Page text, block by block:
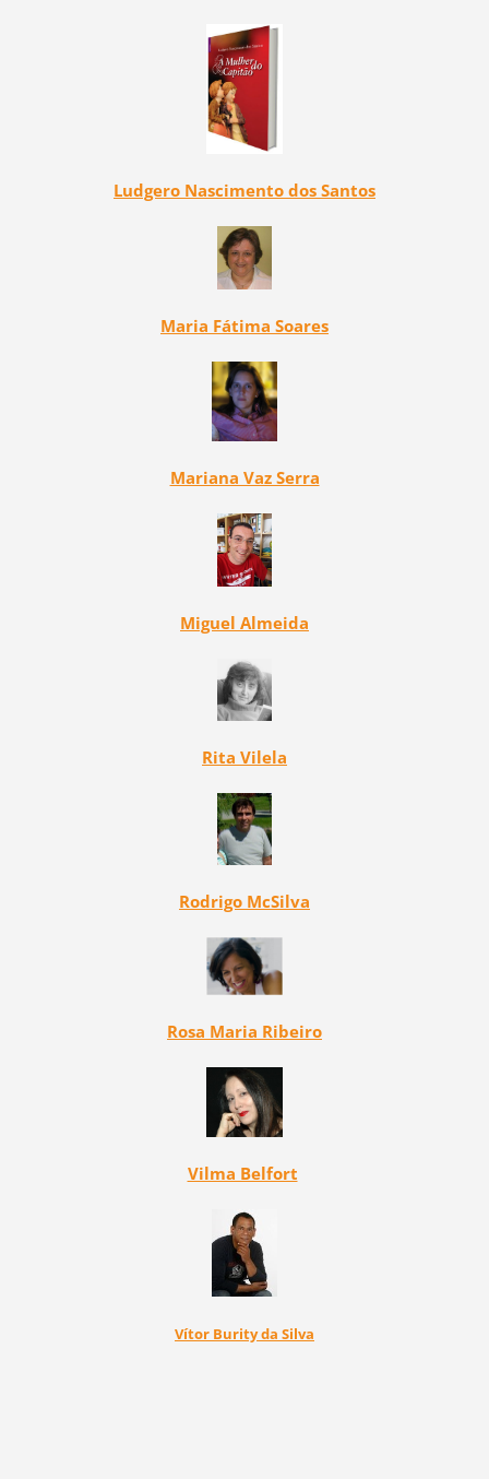
Ludgero Nascimento dos Santos
Maria Fátima Soares
Mariana Vaz Serra
Miguel Almeida
Rita Vilela
Rodrigo McSilva
Rosa Maria Ribeiro
Vilma Belfort
Vítor Burity da Silva